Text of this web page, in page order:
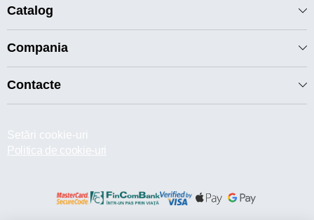
Catalog
Compania
Contacte
Setări cookie-uri
Politica de cookie-uri